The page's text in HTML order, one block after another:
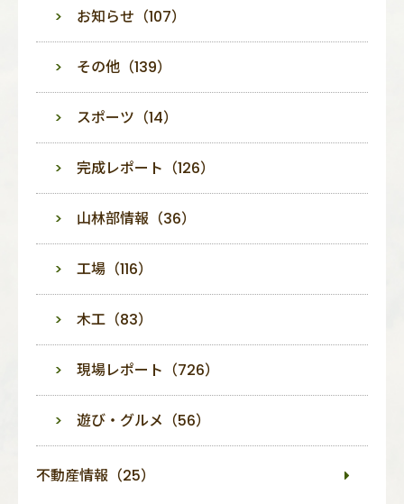
お知らせ（107）
その他（139）
スポーツ（14）
完成レポート（126）
山林部情報（36）
工場（116）
木工（83）
現場レポート（726）
遊び・グルメ（56）
不動産情報（25）